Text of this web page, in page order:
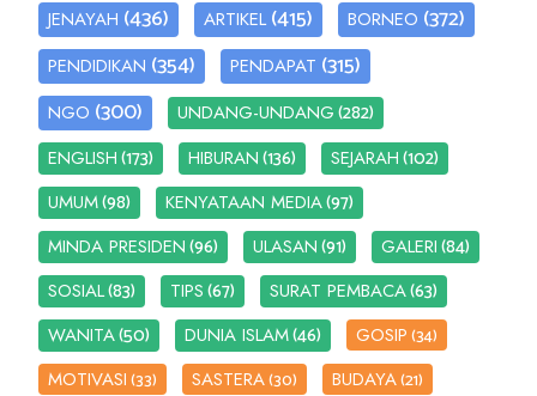
JENAYAH (436) ARTIKEL (415) BORNEO (372)
PENDIDIKAN (354) PENDAPAT (315)
NGO (300) UNDANG-UNDANG(282)
ENGLISH(173) HIBURAN(136) SEJARAH(102)
UMUM(98) KENYATAAN MEDIA(97)
MINDA PRESIDEN(96) ULASAN(91) GALERI(84)
SOSIAL(83) TIPS(67) SURAT PEMBACA(63)
WANITA(50) DUNIA ISLAM(46) GOSIP(34)
MOTIVASI(33) SASTERA(30) BUDAYA(21)